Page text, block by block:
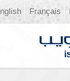
Français